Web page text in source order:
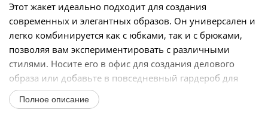
Этот жакет идеально подходит для создания
современных и элегантных образов. Он универсален и
легко комбинируется как с юбками, так и с брюками,
позволяя вам экспериментировать с различными
стилями. Носите его в офис для создания делового
образа или добавьте в повседневный гардероб для
более...
Полное описание